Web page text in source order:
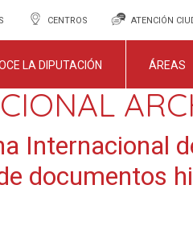
CENTROS ATENCIÓN
LA DIPUTACIÓN ÁREAS
Internacional
documentos